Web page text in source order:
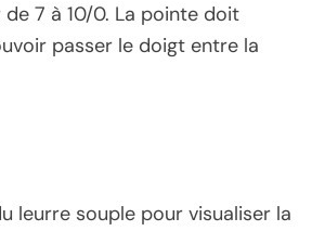
7 à 10/0. La pointe doit
passer le doigt entre la
leurre souple pour visualiser la